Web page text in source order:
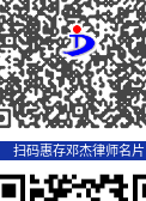
扫码惠存邓杰律师名片